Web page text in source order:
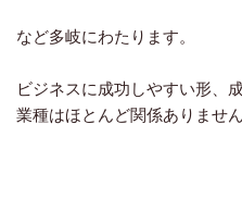
など多岐にわたります。
ビジネスに成功しやすい形、
業種はほとんど関係ありません